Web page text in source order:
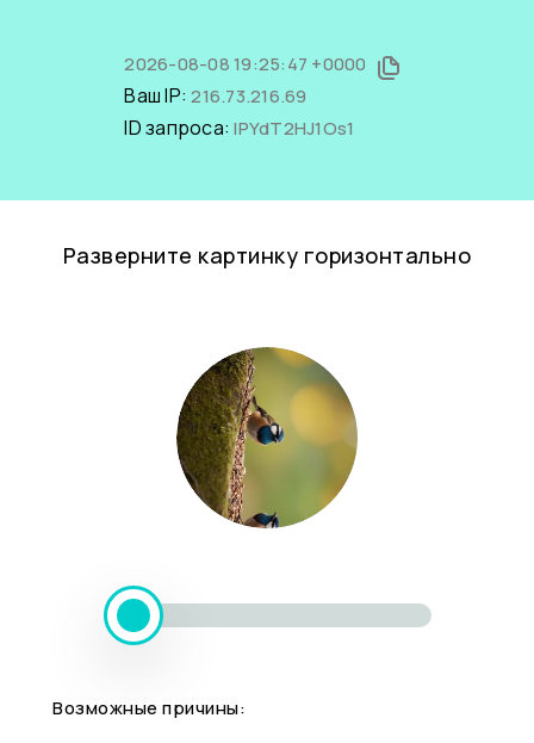
2026-08-08 19:25:47 +0000
Ваш IP:216.73.216.69
ID запроса:lPYdT2HJ1Os1
Разверните картинку горизонтально
Возможные причины: